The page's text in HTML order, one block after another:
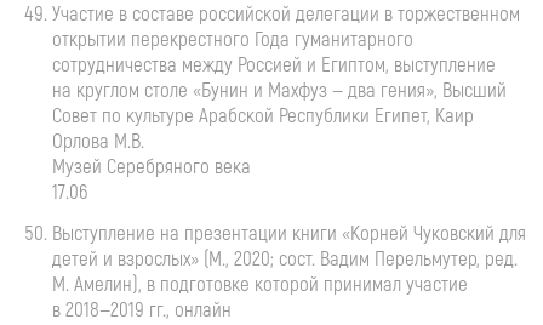
Участие в составе российской делегации в торжественном
открытии перекрестного Года гуманитарного
сотрудничества между Россией и Египтом, выступление
на круглом столе «Бунин и Махфуз — два гения», Высший
Совет по культуре Арабской Республики Египет, Каир
Орлова М.В.
Музей Серебряного века
17.06
Выступление на презентации книги «Корней Чуковский для
детей и взрослых» (М., 2020; сост. Вадим Перельмутер, ред.
М. Амелин), в подготовке которой принимал участие
в2018—2019 гг., онлайн